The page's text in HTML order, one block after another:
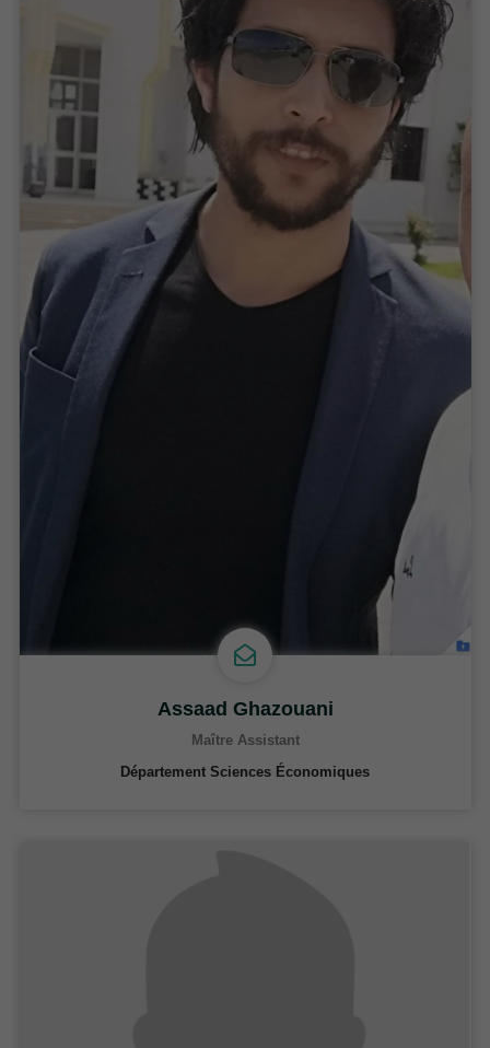
Assaad Ghazouani
Maître Assistant
Département Sciences Économiques